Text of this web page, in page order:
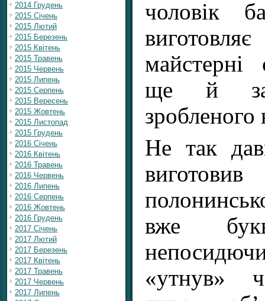
2014 Грудень
2015 Січень
2015 Лютий
2015 Березень
2015 Квітень
2015 Травень
2015 Червень
2015 Липень
2015 Серпень
2015 Вересень
2015 Жовтень
2015 Листопад
2015 Грудень
2016 Січень
2016 Квітень
2016 Травень
2016 Червень
2016 Липень
2016 Серпень
2016 Жовтень
2016 Грудень
2017 Січень
2017 Лютий
2017 Березень
2017 Квітень
2017 Травень
2017 Червень
2017 Липень
чоловік
ще й
зробленого
Не так
вже
«утнув»